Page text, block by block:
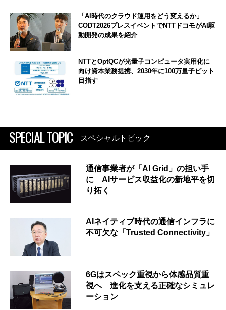
「AI時代のクラウド運用をどう変えるか」
CODT2026プレスイベントでNTTドコモがAI駆
動開発の成果を紹介
NTTとOptQCが光量子コンピュータ実用化に
向け資本業務提携、2030年に100万量子ビット
目指す
SPECIAL TOPIC スペシャルトピック
通信事業者が「AI Grid」の担い手
に AIサービス収益化の新地平を切
り拓く
AIネイティブ時代の通信インフラに
不可欠な「Trusted Connectivity」
6Gはスペック重視から体感品質重
視へ 進化を支える正確なシミュレ
ーション